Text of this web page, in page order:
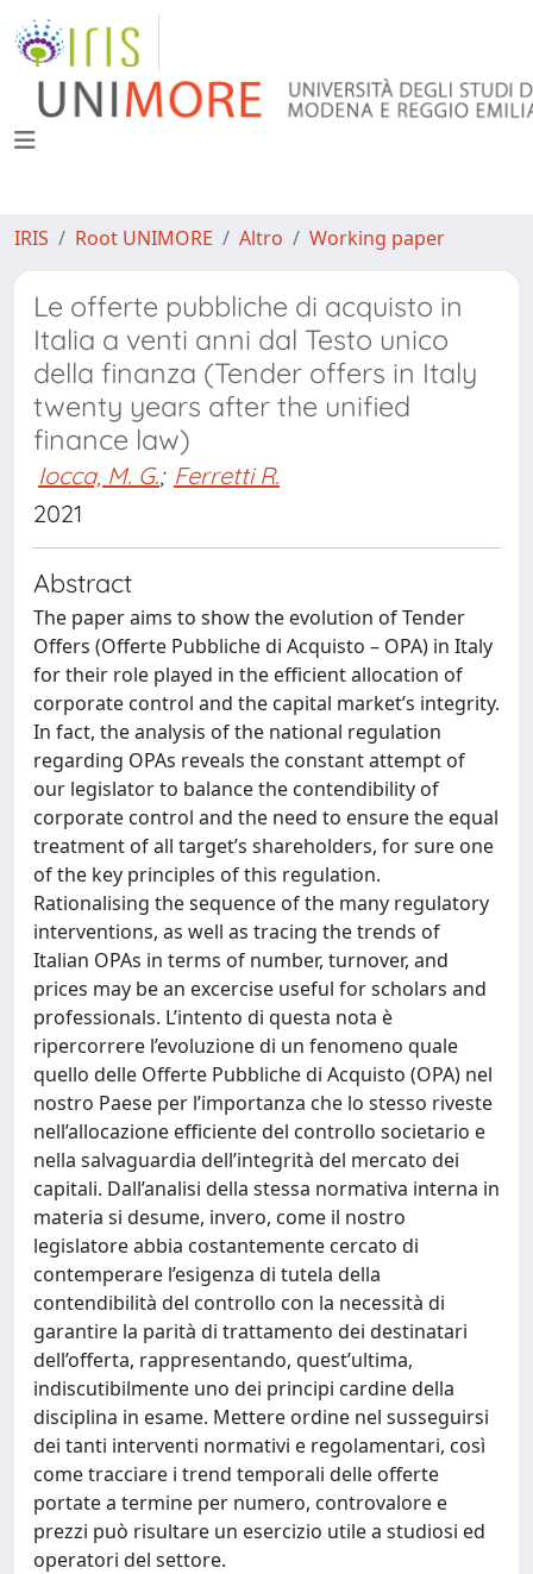
IRIS Root UNIMORE Altro Working paper
Le offerte pubbliche di acquisto in
Italia a venti anni dal Testo unico
della finanza (Tender offers in Italy
twenty years after the unified
finance law)
Iocca, M. G.; Ferretti R.
2021
Abstract
The paper aims to show the evolution of Tender
Offers (Offerte Pubbliche di Acquisto – OPA) in Italy
for their role played in the efficient allocation of
corporate control and the capital market’s integrity.
In fact, the analysis of the national regulation
regarding OPAs reveals the constant attempt of
our legislator to balance the contendibility of
corporate control and the need to ensure the equal
treatment of all target’s shareholders, for sure one
of the key principles of this regulation.
Rationalising the sequence of the many regulatory
interventions, as well as tracing the trends of
Italian OPAs in terms of number, turnover, and
prices may be an excercise useful for scholars and
professionals. L’intento di questa nota è
ripercorrere l’evoluzione di un fenomeno quale
quello delle Offerte Pubbliche di Acquisto (OPA) nel
nostro Paese per l’importanza che lo stesso riveste
nell’allocazione efficiente del controllo societario e
nella salvaguardia dell’integrità del mercato dei
capitali. Dall’analisi della stessa normativa interna in
materia si desume, invero, come il nostro
legislatore abbia costantemente cercato di
contemperare l’esigenza di tutela della
contendibilità del controllo con la necessità di
garantire la parità di trattamento dei destinatari
dell’offerta, rappresentando, quest’ultima,
indiscutibilmente uno dei principi cardine della
disciplina in esame. Mettere ordine nel susseguirsi
dei tanti interventi normativi e regolamentari, così
come tracciare i trend temporali delle offerte
portate a termine per numero, controvalore e
prezzi può risultare un esercizio utile a studiosi ed
operatori del settore.